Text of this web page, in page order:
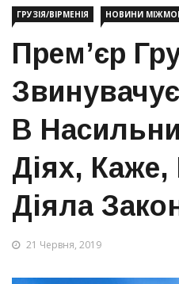
ГРУЗІЯ/ВІРМЕНІЯ НОВИНИ
Прем’єр
В
Діях,
Діяла
21 Червня, 2019